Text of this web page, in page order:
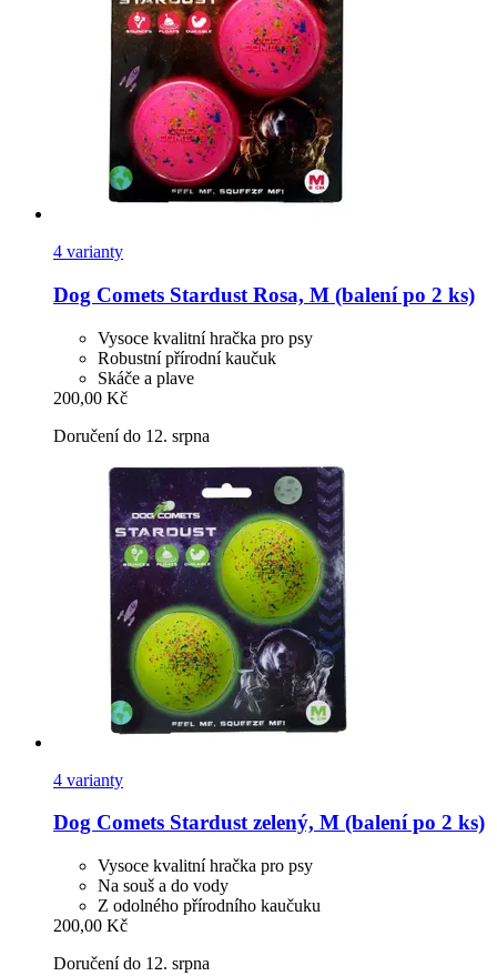
4 varianty
Dog Comets Stardust Rosa, M (balení po 2 ks)
Vysoce kvalitní hračka pro psy
Robustní přírodní kaučuk
Skáče a plave
200,00 Kč
Doručení do 12. srpna
4 varianty
Dog Comets Stardust zelený, M (balení po 2 ks)
Vysoce kvalitní hračka pro psy
Na souš a do vody
Z odolného přírodního kaučuku
200,00 Kč
Doručení do 12. srpna